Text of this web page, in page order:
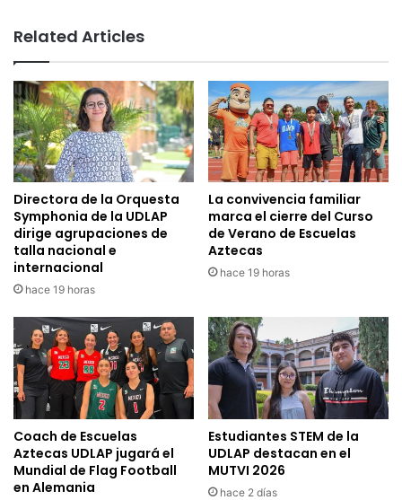
Related Articles
Directora de la Orquesta
Symphonia de la UDLAP
dirige agrupaciones de
talla nacional e
internacional
hace 19 horas
La convivencia familiar
marca el cierre del Curso
de Verano de Escuelas
Aztecas
hace 19 horas
Coach de Escuelas
Aztecas UDLAP jugará el
Mundial de Flag Football
en Alemania
Estudiantes STEM de la
UDLAP destacan en el
MUTVI 2026
hace 2 días